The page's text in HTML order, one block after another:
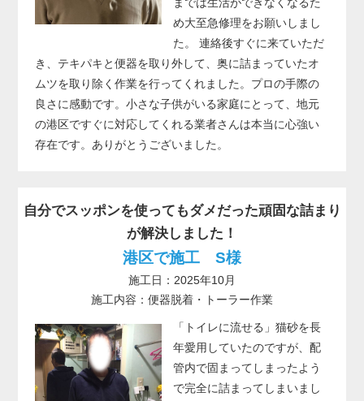
め大至急修理をお願いしまし
た。 連絡後すぐに来ていただ
き、テキパキと便器を取り外して、奥に詰まっていたオ
ムツを取り除く作業を行ってくれました。プロの手際の
良さに感動です。小さな子供がいる家庭にとって、地元
の港区ですぐに対応してくれる業者さんは本当に心強い
存在です。ありがとうございました。
自分でスッポンを使ってもダメだった頑固な詰まり
が解決しました！
港区で施工 S様
施工日：2025年10月
施工内容：便器脱着・トーラー作業
「トイレに流せる」猫砂を長
年愛用していたのですが、配
管内で固まってしまったよう
で完全に詰まってしまいまし